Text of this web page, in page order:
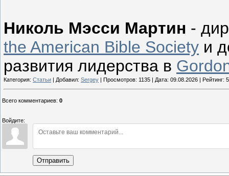
Николь Мэсси Мартин -
the American Bible Society и
развития лидерства в
Категория: Статьи | Добавил: Sergey | Просмотров: 1135 | Дата: 09.08.2026 | Рейтинг:
Всего комментариев: 0
Войдите:
Отправить